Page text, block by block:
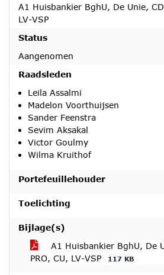
A1 Huisbankier BghU, De Unie,
LV-VSP
Status
Aangenomen
Raadsleden
Leila Assalmi
Madelon Voorthuijsen
Sander Feenstra
Sevim Aksakal
Victor Goulmy
Wilma Kruithof
Portefeuillehouder
Toelichting
Bijlage(s)
A1 Huisbankier BghU, De
PRO, CU, LV-VSP
117 KB